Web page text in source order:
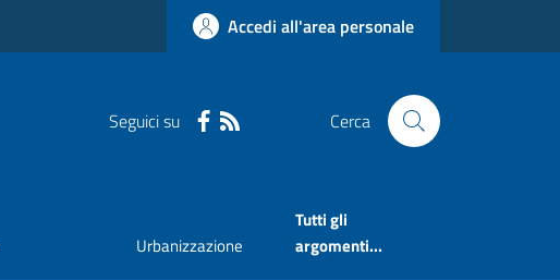
Accedi all'area personale
Seguici su Cerca
Urbanizzazione
Tutti gli
argomenti...